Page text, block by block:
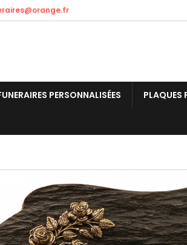
PERSONNALISÉES PLAQUES